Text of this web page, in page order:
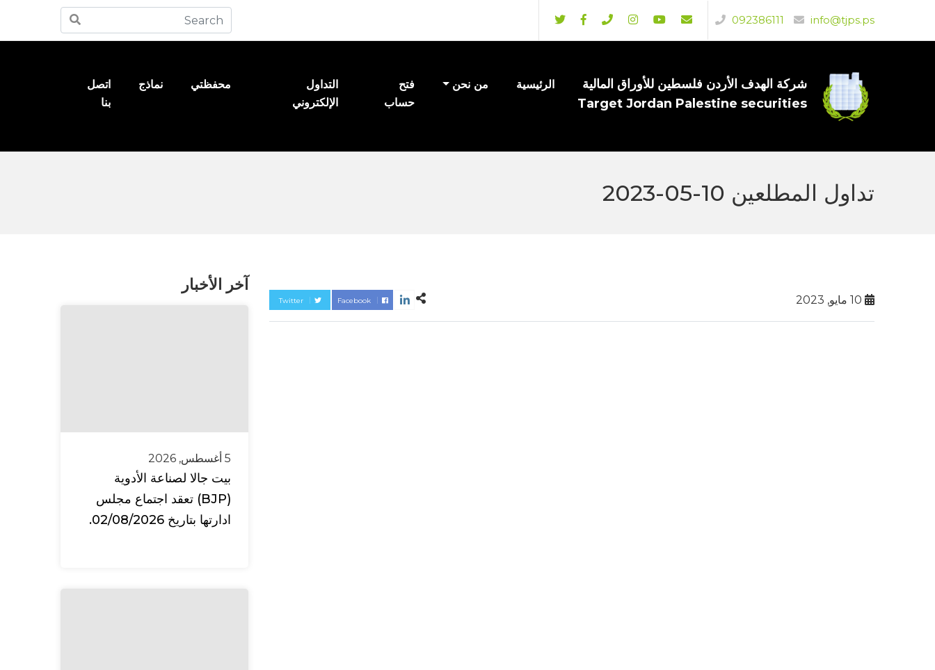
info@tjps.ps
092386111
شركة الهدف الأردن فلسطين للأوراق المالية
Target Jordan Palestine securities
الرئيسية من نحن
فتح
حساب
التداول
الإلكتروني
محفظتي نماذج
اتصل
بنا
تداول المطلعين 10-05-2023
Twitter Facebook
آخر الأخبار
5 أغسطس, 2026
بيت جالا لصناعة الأدوية
(BJP) تعقد اجتماع مجلس
ادارتها بتاريخ 02/08/2026.